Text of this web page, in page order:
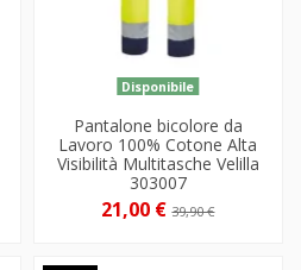
Disponibile
Pantalone bicolore da
Lavoro 100% Cotone Alta
Visibilità Multitasche Velilla
303007
21,00 €39,90 €